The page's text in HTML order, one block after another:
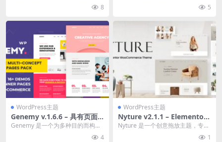
8 5
WordPress主题
Genemy v.1.6.6 – 具有页面
生成器创意多概念登陆页主题
Genemy 是一个为多种目的而构建
4
WordPress主题
Nyture v2.1.1 – Elementor
WooCommerce 家具主题下
载
Nyture 是一个创意拖放主题，专为
1